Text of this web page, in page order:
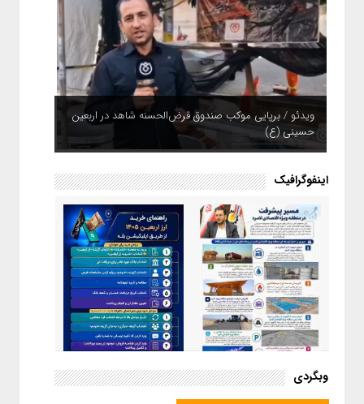
ویدئو / برپایی موکب صندوق قرض‌الحسنه شاهد در اربعین
حسینی (ع)
اینفوگرافیک
اینفوگرافیک / مسیر پیشرفت در
اینفوگرافیک / راهنمای خرید ارز
اربعین از طریق اپلیکیشن بله
وبگردی